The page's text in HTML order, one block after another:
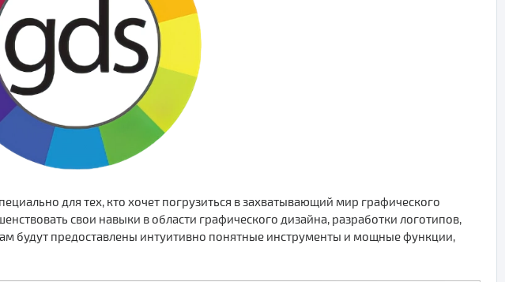
для тех, кто хочет погрузиться в захватывающий мир графического
свои навыки в области графического дизайна, разработки логотипов,
будут предоставлены интуитивно понятные инструменты и мощные функции,